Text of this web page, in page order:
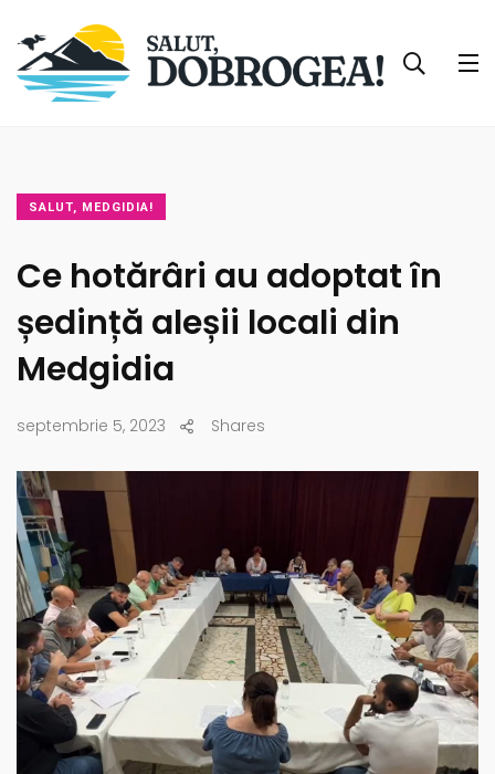
SALUT, MEDGIDIA!
Ce hotărâri au adoptat în
ședință aleșii locali din
Medgidia
septembrie 5, 2023 Shares